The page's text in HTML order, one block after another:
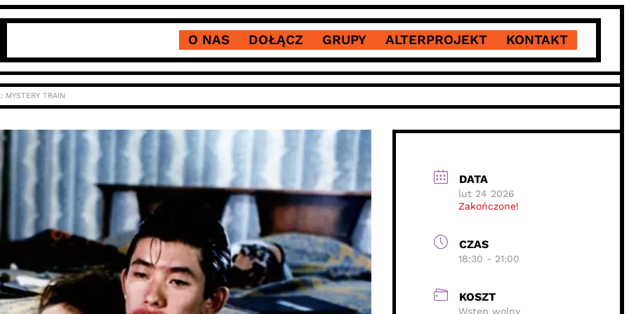
O NAS DOŁĄCZ GRUPY ALTERPROJEKT KONTAKT
MYSTERY TRAIN
DATA
lut 24 2026
Zakończone!
CZAS
18:30 - 21:00
KOSZT
Wstęp wolny